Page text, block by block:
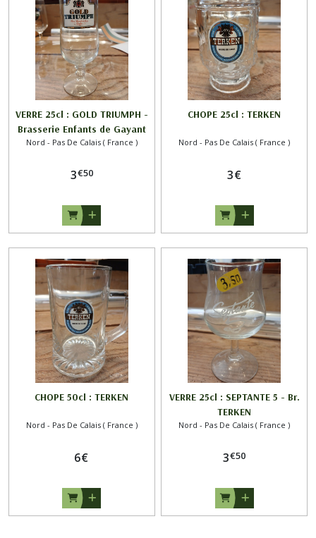
VERRE 25cl : GOLD TRIUMPH -
Brasserie Enfants de Gayant
Nord - Pas De Calais ( France )
3€50
CHOPE 25cl : TERKEN
Nord - Pas De Calais ( France )
3€
CHOPE 50cl : TERKEN
Nord - Pas De Calais ( France )
6€
VERRE 25cl : SEPTANTE 5 - Br.
TERKEN
Nord - Pas De Calais ( France )
3€50